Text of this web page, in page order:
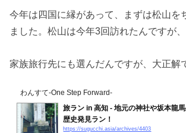
いていて、すでに入場しているひとがたくさんいる...
今年は四国に縁があって、まずは松山を
ました。松山は今年3回訪れたんですが、
家族旅行先にも選んだんですが、大正解
わんすて-One Step Forward-
旅ラン in 高知 - 地元の神社や坂本龍
歴史発見ラン！
https://sugucchi.asia/archives/4403